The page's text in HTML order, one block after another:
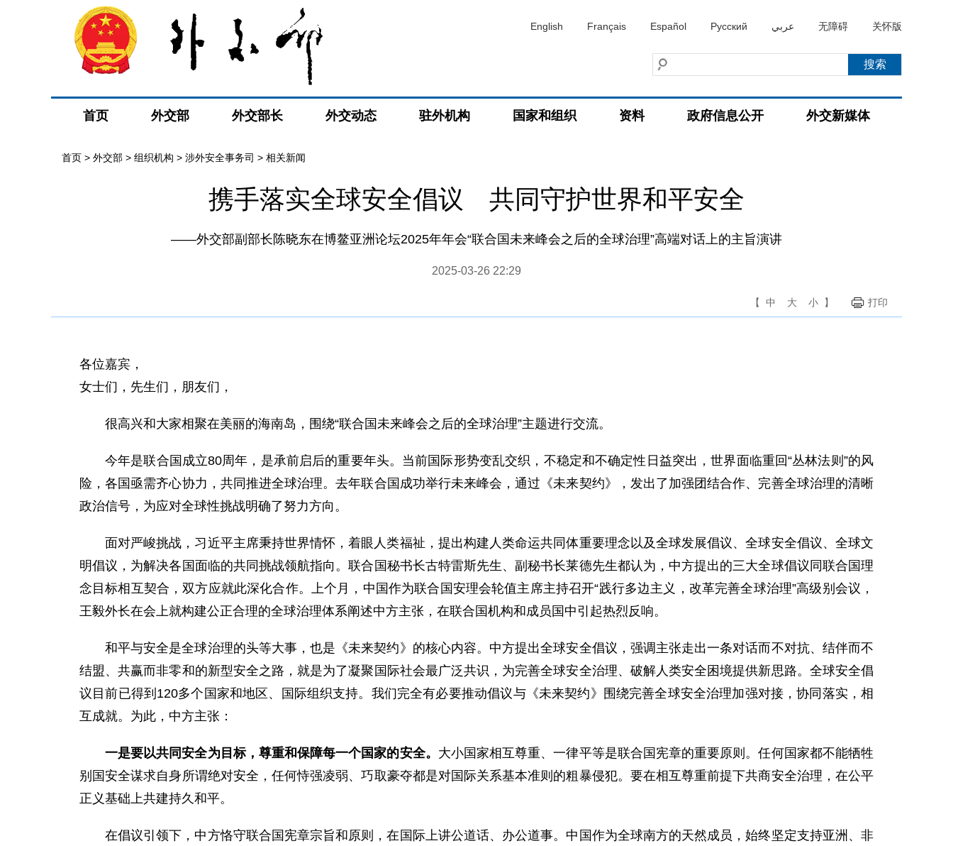
English Français Español Русский عربي 无障碍 关怀版
首页 外交部 外交部长 外交动态 驻外机构 国家和组织 资料 政府信息公开 外交新媒体
首页 > 外交部 > 组织机构 > 涉外安全事务司 > 相关新闻
携手落实全球安全倡议 共同守护世界和平安全
——外交部副部长陈晓东在博鳌亚洲论坛2025年年会“联合国未来峰会之后的全球治理”高端对话上的主旨演讲
2025-03-26 22:29
【 中 大 小 】 打印
各位嘉宾，
女士们，先生们，朋友们，
很高兴和大家相聚在美丽的海南岛，围绕“联合国未来峰会之后的全球治理”主题进行交流。
今年是联合国成立80周年，是承前启后的重要年头。当前国际形势变乱交织，不稳定和不确定性日益突出，世界面临重回“丛林法则”的风
险，各国亟需齐心协力，共同推进全球治理。去年联合国成功举行未来峰会，通过《未来契约》，发出了加强团结合作、完善全球治理的清晰
政治信号，为应对全球性挑战明确了努力方向。
面对严峻挑战，习近平主席秉持世界情怀，着眼人类福祉，提出构建人类命运共同体重要理念以及全球发展倡议、全球安全倡议、全球文
明倡议，为解决各国面临的共同挑战领航指向。联合国秘书长古特雷斯先生、副秘书长莱德先生都认为，中方提出的三大全球倡议同联合国理
念目标相互契合，双方应就此深化合作。上个月，中国作为联合国安理会轮值主席主持召开“践行多边主义，改革完善全球治理”高级别会议，
王毅外长在会上就构建公正合理的全球治理体系阐述中方主张，在联合国机构和成员国中引起热烈反响。
和平与安全是全球治理的头等大事，也是《未来契约》的核心内容。中方提出全球安全倡议，强调主张走出一条对话而不对抗、结伴而不
结盟、共赢而非零和的新型安全之路，就是为了凝聚国际社会最广泛共识，为完善全球安全治理、破解人类安全困境提供新思路。全球安全倡
议目前已得到120多个国家和地区、国际组织支持。我们完全有必要推动倡议与《未来契约》围绕完善全球安全治理加强对接，协同落实，相
互成就。为此，中方主张：
一是要以共同安全为目标，尊重和保障每一个国家的安全。 大小国家相互尊重、一律平等是联合国宪章的重要原则。任何国家都不能牺牲
别国安全谋求自身所谓绝对安全，任何恃强凌弱、巧取豪夺都是对国际关系基本准则的粗暴侵犯。要在相互尊重前提下共商安全治理，在公平
正义基础上共建持久和平。
在倡议引领下，中方恪守联合国宪章宗旨和原则，在国际上讲公道话、办公道事。中国作为全球南方的天然成员，始终坚定支持亚洲、非